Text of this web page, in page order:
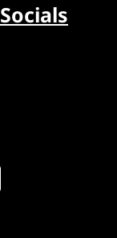
Socials